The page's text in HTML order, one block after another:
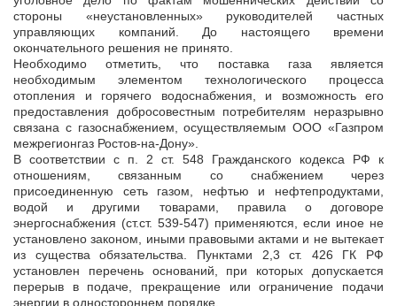
стороны «неустановленных» руководителей частных
управляющих компаний. До настоящего времени
окончательного решения не принято.
Необходимо отметить, что поставка газа является
необходимым элементом технологического процесса
отопления и горячего водоснабжения, и возможность его
предоставления добросовестным потребителям неразрывно
связана с газоснабжением, осуществляемым ООО «Газпром
межрегионгаз Ростов-на-Дону».
В соответствии с п. 2 ст. 548 Гражданского кодекса РФ к
отношениям, связанным со снабжением через
присоединенную сеть газом, нефтью и нефтепродуктами,
водой и другими товарами, правила о договоре
энергоснабжения (ст.ст. 539-547) применяются, если иное не
установлено законом, иными правовыми актами и не вытекает
из существа обязательства. Пунктами 2,3 ст. 426 ГК РФ
установлен перечень оснований, при которых допускается
перерыв в подаче, прекращение или ограничение подачи
энергии в одностороннем порядке.